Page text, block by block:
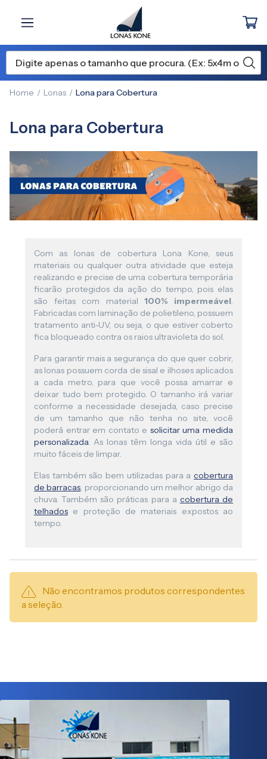
Home Lonas Lona para Cobertura
Lona para Cobertura
Com as lonas de cobertura Lona Kone, seus
materiais ou qualquer outra atividade que esteja
realizando e precise de uma cobertura temporária
ficarão protegidos da ação do tempo, pois elas
são feitas com material100% impermeável.
Fabricadas com laminação de polietileno, possuem
tratamento anti-UV, ou seja, o que estiver coberto
fica bloqueado contra os raios ultravioleta do sol.
Para garantir mais a segurança do que quer cobrir,
as lonas possuem corda de sisal e ilhoses aplicados
a cada metro, para que você possa amarrar e
deixar tudo bem protegido. O tamanho irá variar
conforme a necessidade desejada, caso precise
de um tamanho que não tenha no site, você
poderá entrar em contato e solicitar uma medida
personalizada. As lonas têm longa vida útil e são
muito fáceis de limpar.
Elas também são bem utilizadas para a cobertura
de barracas, proporcionando um melhor abrigo da
chuva. Também são práticas para a cobertura de
telhados e proteção de materiais expostos ao
tempo.
Não encontramos produtos correspondentes
a seleção.